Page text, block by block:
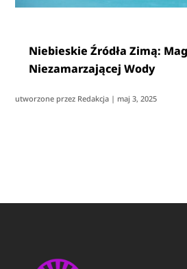
Niebieskie Źródła Zimą:
Niezamarzającej Wody
utworzone przez Redakcja | maj 3, 2025